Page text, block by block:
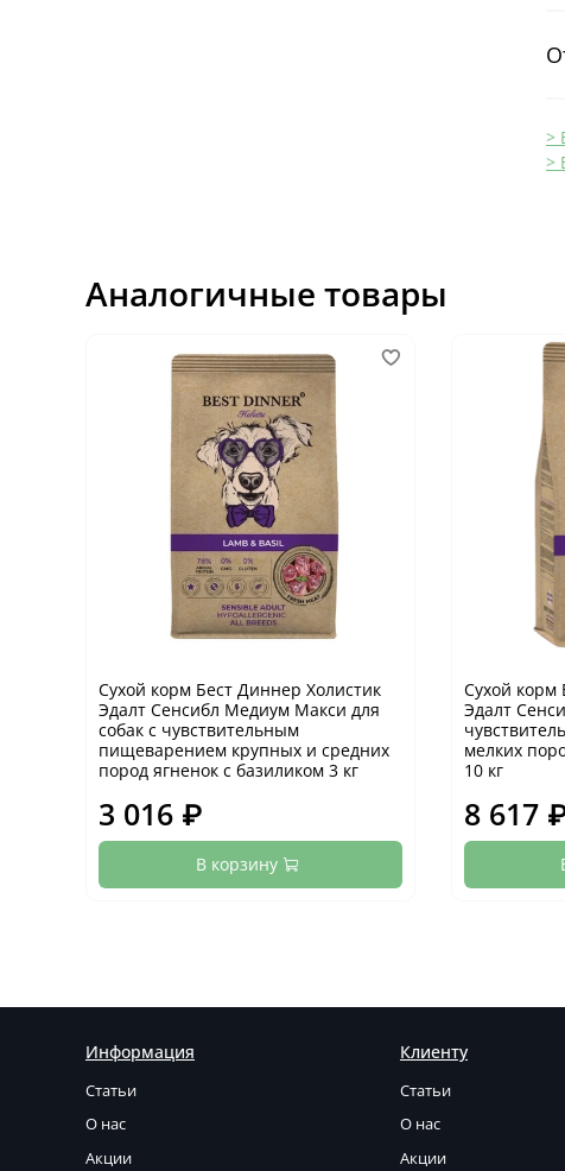
>
>
Аналогичные товары
Сухой корм Бест Диннер Холистик
Эдалт Сенсибл Медиум Макси для
собак с чувствительным
пищеварением крупных и средних
пород ягненок с базиликом 3 кг
3 016 ₽
В корзину
Сухой корм
Эдалт
мелких
10 кг
8 617
Информация
Статьи
О нас
Акции
Клиенту
Статьи
О нас
Акции